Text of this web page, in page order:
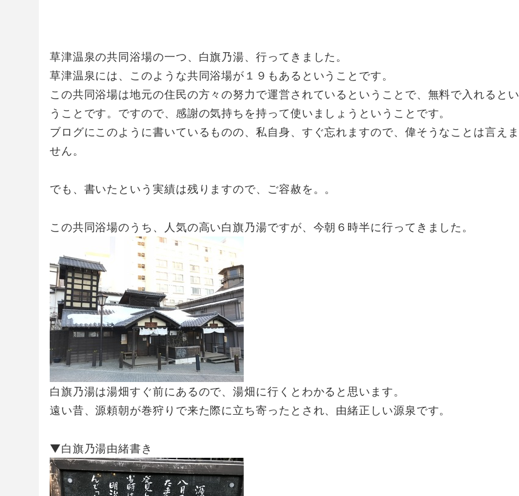
草津温泉の共同浴場の一つ、白旗乃湯、行ってきました。
草津温泉には、このような共同浴場が１９もあるということです。
この共同浴場は地元の住民の方々の努力で運営されているということで、無料で入れるとい
うことです。ですので、感謝の気持ちを持って使いましょうということです。
ブログにこのように書いているものの、私自身、すぐ忘れますので、偉そうなことは言えま
せん。
でも、書いたという実績は残りますので、ご容赦を。。
この共同浴場のうち、人気の高い白旗乃湯ですが、今朝６時半に行ってきました。
白旗乃湯は湯畑すぐ前にあるので、湯畑に行くとわかると思います。
遠い昔、源頼朝が巻狩りで来た際に立ち寄ったとされ、由緒正しい源泉です。
▼白旗乃湯由緒書き